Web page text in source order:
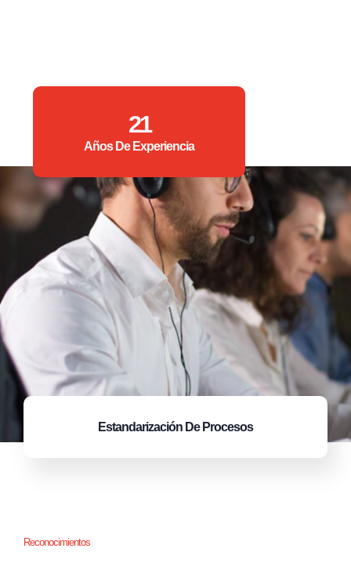
21
Años De Experiencia
Estandarización De Procesos
Reconocimientos